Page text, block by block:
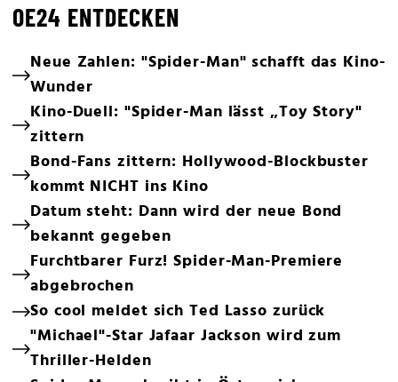
OE24 ENTDECKEN
Neue Zahlen: "Spider-Man" schafft das Kino-
Wunder
Kino-Duell: "Spider-Man lässt „Toy Story"
zittern
Bond-Fans zittern: Hollywood-Blockbuster
kommt NICHT ins Kino
Datum steht: Dann wird der neue Bond
bekannt gegeben
Furchtbarer Furz! Spider-Man-Premiere
abgebrochen
So cool meldet sich Ted Lasso zurück
"Michael"-Star Jafaar Jackson wird zum
Thriller-Helden